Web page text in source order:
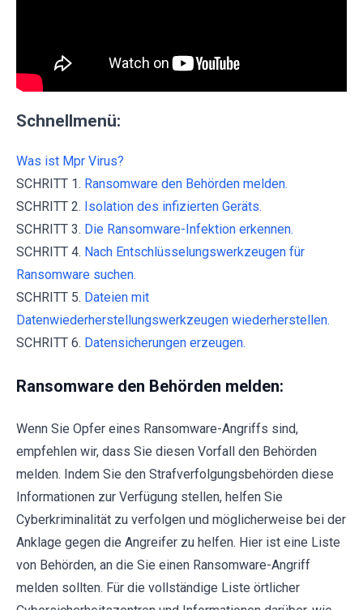
Schnellmenü:
Was ist Mpr Virus?
SCHRITT 1. Ransomware den Behörden melden.
SCHRITT 2. Isolation des infizierten Geräts.
SCHRITT 3. Die Ransomware-Infektion erkennen.
SCHRITT 4. Nach Entschlüsselungswerkzeugen für
Ransomware suchen.
SCHRITT 5. Dateien mit
Datenwiederherstellungswerkzeugen wiederherstellen.
SCHRITT 6. Datensicherungen erzeugen.
Ransomware den Behörden melden:
Wenn Sie Opfer eines Ransomware-Angriffs sind,
empfehlen wir, dass Sie diesen Vorfall den Behörden
melden. Indem Sie den Strafverfolgungsbehörden diese
Informationen zur Verfügung stellen, helfen Sie
Cyberkriminalität zu verfolgen und möglicherweise bei der
Anklage gegen die Angreifer zu helfen. Hier ist eine Liste
von Behörden, an die Sie einen Ransomware-Angriff
melden sollten. Für die vollständige Liste örtlicher